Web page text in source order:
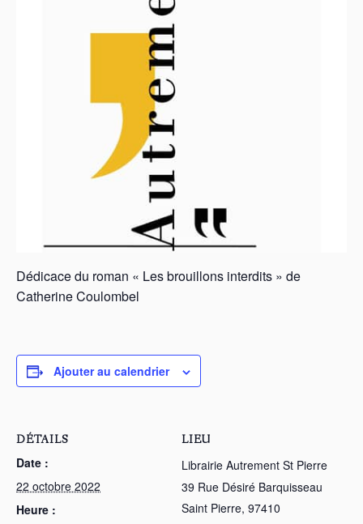
Dédicace du roman « Les brouillons interdits » de
Catherine Coulombel
Ajouter au calendrier
DÉTAILS
Date :
22 octobre 2022
Heure :
LIEU
Librairie Autrement St Pierre
39 Rue Désiré Barquisseau
Saint Pierre, 97410